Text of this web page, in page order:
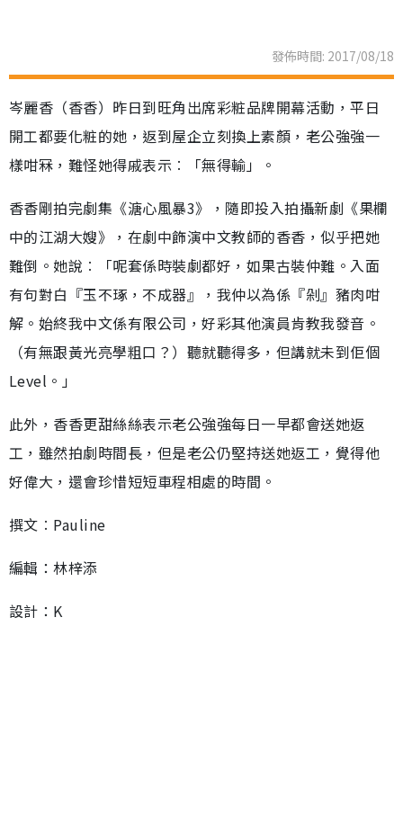
發佈時間: 2017/08/18
岑麗香（香香）昨日到旺角出席彩粧品牌開幕活動，平日
開工都要化粧的她，返到屋企立刻換上素顏，老公強強一
樣咁冧，難怪她得戚表示︰「無得輸」。
香香剛拍完劇集《溏心風暴3》，隨即投入拍攝新劇《果欄
中的江湖大嫂》，在劇中飾演中文教師的香香，似乎把她
難倒。她說︰「呢套係時裝劇都好，如果古裝仲難。入面
有句對白『玉不琢，不成器』，我仲以為係『剁』豬肉咁
解。始終我中文係有限公司，好彩其他演員肯教我發音。
（有無跟黃光亮學粗口？）聽就聽得多，但講就未到佢個
Level。」
此外，香香更甜絲絲表示老公強強每日一早都會送她返
工，雖然拍劇時間長，但是老公仍堅持送她返工，覺得他
好偉大，還會珍惜短短車程相處的時間。
撰文︰Pauline
編輯：林梓添
設計：K